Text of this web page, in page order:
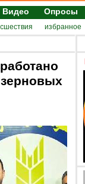
Видео Опросы
избранное